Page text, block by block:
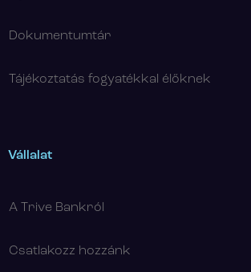
Dokumentumtár
Tájékoztatás fogyatékkal élőknek
Vállalat
A Trive Bankról
Csatlakozz hozzánk